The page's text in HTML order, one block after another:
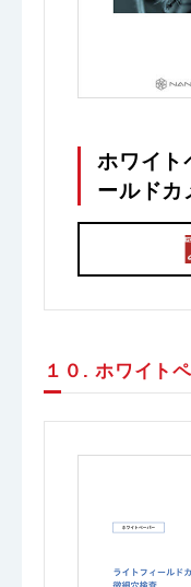
ホワイ
ールドカ
１０. ホワイ